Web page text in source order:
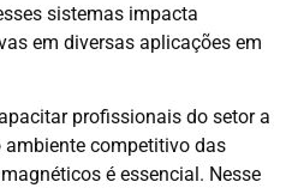
sistemas impacta
em diversas aplicações em
profissionais do setor a
competitivo das
é essencial. Nesse